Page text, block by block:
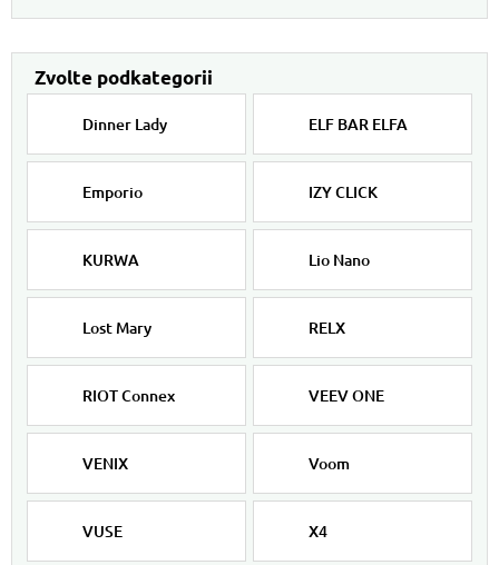
Dinner Lady ELF BAR ELFA
Emporio IZY CLICK
KURWA Lio Nano
Lost Mary RELX
RIOT Connex VEEV ONE
VENIX Voom
VUSE X4